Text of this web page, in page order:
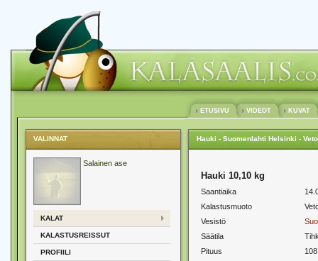
ETUSIVU VIDEOT KUVAT
VALINNAT
Salainen ase
KALAT
KALASTUSREISSUT
PROFIILI
Hauki - Suomenlahti Helsinki -
Hauki 10,10 kg
Saantiaika
Kalastusmuoto
Vesistö
Säätila
Pituus